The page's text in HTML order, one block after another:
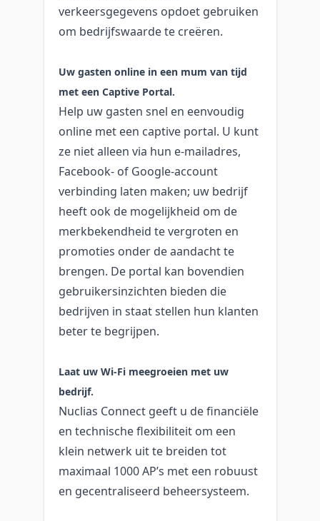
verkeersgegevens opdoet gebruiken
om bedrijfswaarde te creëren.
Uw gasten online in een mum van tijd
met een Captive Portal.
Help uw gasten snel en eenvoudig
online met een captive portal. U kunt
ze niet alleen via hun e-mailadres,
Facebook- of Google-account
verbinding laten maken; uw bedrijf
heeft ook de mogelijkheid om de
merkbekendheid te vergroten en
promoties onder de aandacht te
brengen. De portal kan bovendien
gebruikersinzichten bieden die
bedrijven in staat stellen hun klanten
beter te begrijpen.
Laat uw Wi‑Fi meegroeien met uw
bedrijf.
Nuclias Connect geeft u de financiële
en technische flexibiliteit om een
klein netwerk uit te breiden tot
maximaal 1000 AP’s met een robuust
en gecentraliseerd beheersysteem.